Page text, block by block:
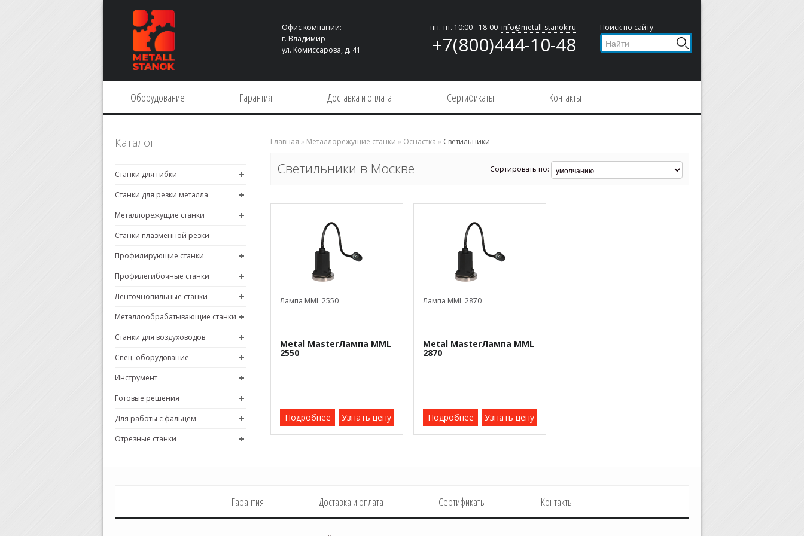
Офис компании:
г. Владимир
ул. Комиссарова, д. 41
пн.-пт. 10:00 - 18-00 info@metall-stanok.ru
+7(800)444-10-48
Поиск по сайту:
Оборудование Гарантия Доставка и оплата Сертификаты Контакты
Каталог
Станки для гибки
Станки для резки металла
Металлорежущие станки
Станки плазменной резки
Профилирующие станки
Профилегибочные станки
Ленточнопильные станки
Металлообрабатывающие станки
Станки для воздуховодов
Спец. оборудование
Инструмент
Готовые решения
Для работы с фальцем
Отрезные станки
Главная » Металлорежущие станки » Оснастка » Светильники
Светильники в Москве Сортировать по:
Лампа MML 2550
Metal MasterЛампа MML
2550
Подробнее Узнать цену
Лампа MML 2870
Metal MasterЛампа MML
2870
Подробнее Узнать цену
Гарантия Доставка и оплата Сертификаты Контакты